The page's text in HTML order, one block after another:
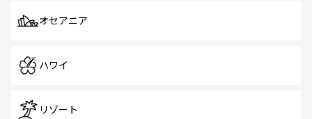
オセアニア
ハワイ
リゾート